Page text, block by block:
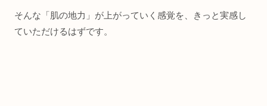
そんな「肌の地力」が上がっていく感覚を、きっと実感し
ていただけるはずです。